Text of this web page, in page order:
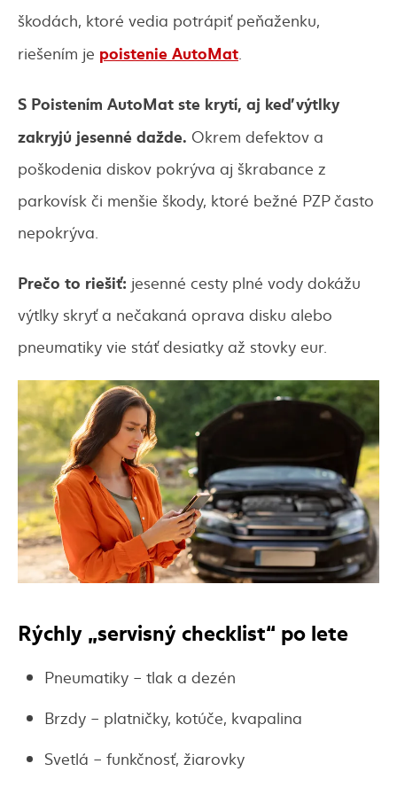
škodách, ktoré vedia potrápiť peňaženku,
riešením je poistenie AutoMat
S Poistením AutoMat ste krytí, aj keď výtlky
zakryjú jesenné dažde. Okrem defektov a
poškodenia diskov pokrýva aj škrabance z
parkovísk či menšie škody, ktoré bežné PZP často
nepokrýva.
Prečo to riešiť: jesenné cesty plné vody dokážu
výtlky skryť a nečakaná oprava disku alebo
pneumatiky vie stáť desiatky až stovky eur.
Rýchly „servisnýchecklist“ po lete
Pneumatiky – tlak a dezén
Brzdy – platničky, kotúče, kvapalina
Svetlá – funkčnosť, žiarovky